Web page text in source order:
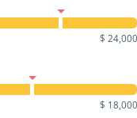
$ 24,000
$ 18,000